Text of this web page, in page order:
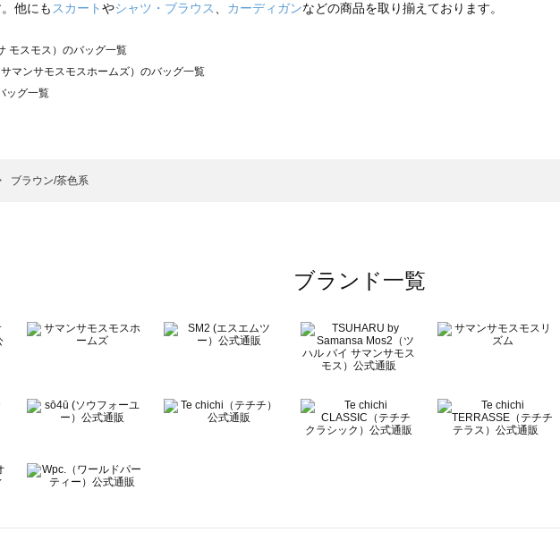
他にも スカートやシャツ・ブラウス カーディガンなどの商品を取り揃えております。
モスモス）のバッグ一覧
マンサモスモスホームズ）のバッグ一覧
ッグ一覧
（ツハルバイサマンサモスモス）のバッグ一覧
マンサモスモス ラーゴム）のバッグ一覧
ズブルー）のバッグ一覧
）のバッグ一覧
ブラウン/茶色系
ブランド一覧